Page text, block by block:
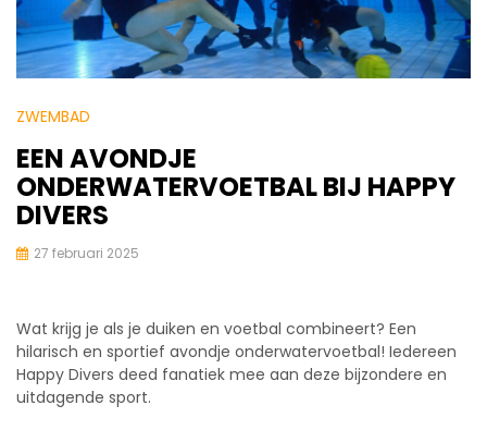
ZWEMBAD
EEN AVONDJE
ONDERWATERVOETBAL BIJ HAPPY
DIVERS
27 februari 2025
Wat krijg je als je duiken en voetbal combineert? Een
hilarisch en sportief avondje onderwatervoetbal! Iedereen
Happy Divers deed fanatiek mee aan deze bijzondere en
uitdagende sport.